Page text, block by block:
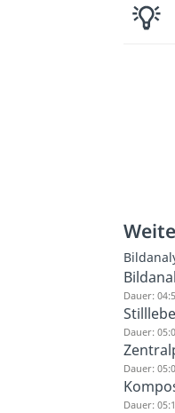
Dauer:
Dauer:
Dauer:
Dauer: